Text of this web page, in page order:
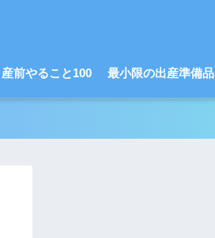
産前やること100 最小限の出産準備品